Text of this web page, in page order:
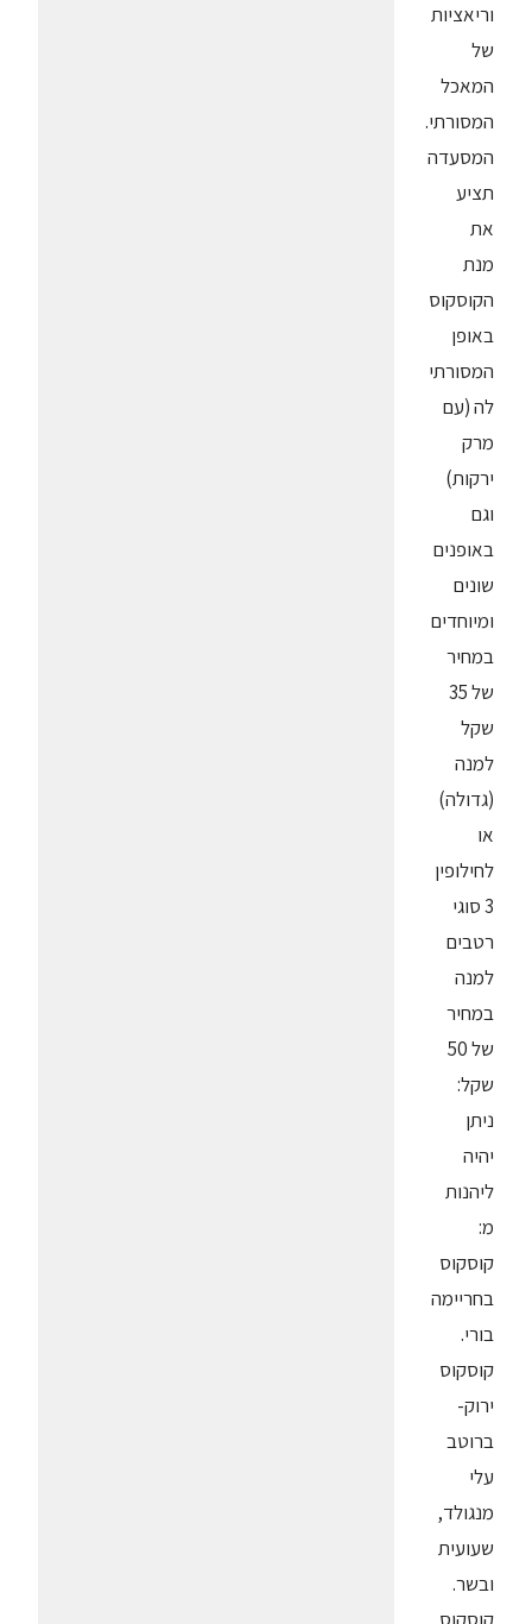
וריאציות
של
המאכל
המסורתי.
המסעדה
תציע
את
מנת
הקוסקוס
באופן
המסורתי
לה (עם
מרק
ירקות)
וגם
באופנים
שונים
ומיוחדים
במחיר
של 35
שקל
למנה
(גדולה)
או
לחילופין
3 סוגי
רטבים
למנה
במחיר
של 50
שקל:
ניתן
יהיה
ליהנות
מ:
קוסקוס
בחריימה
בורי.
קוסקוס
ירוק-
ברוטב
עלי
מנגולד,
שעועית
ובשר.